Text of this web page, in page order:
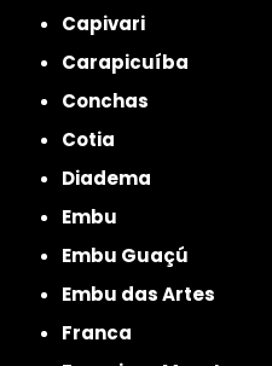
Capivari
Carapicuíba
Conchas
Cotia
Diadema
Embu
Embu Guaçú
Embu das Artes
Franca